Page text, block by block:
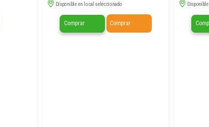
Disponible en local seleccionado
Comprar Comprar